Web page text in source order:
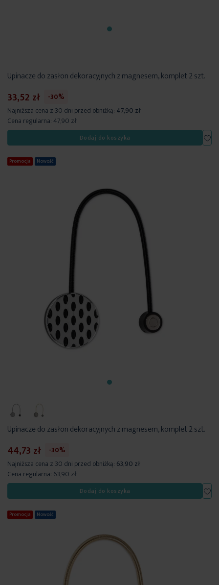
Upinacze do zasłon dekoracyjnych z magnesem, komplet 2 szt.
33,52 zł
-30%
Najniższa cena z 30 dni przed obniżką: 47,90 zł
Cena regularna:47,90 zł
Dodaj do koszyka
Promocja Nowość
Upinacze do zasłon dekoracyjnych z magnesem, komplet 2 szt.
44,73 zł
-30%
Najniższa cena z 30 dni przed obniżką: 63,90 zł
Cena regularna: 63,90 zł
Dodaj do koszyka
Promocja Nowość